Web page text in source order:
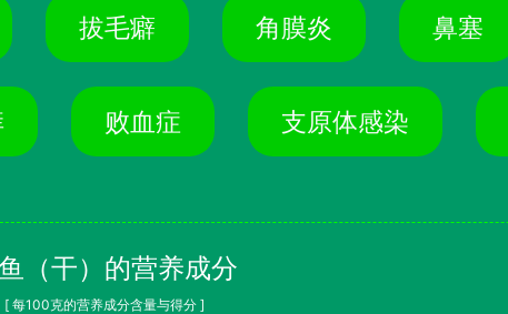
拔毛癖 角膜炎 鼻塞
败血症 支原体感染
（干）的营养成分
[ 每100克的营养成分含量与得分 ]